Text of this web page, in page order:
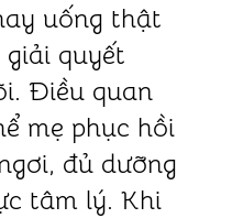
uống thật
quyết
Điều quan
mẹ phục hồi
đủ dưỡng
tâm lý. Khi